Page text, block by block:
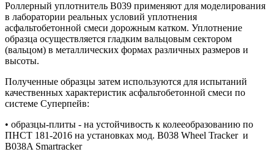
Роллерный уплотнитель B039 применяют для моделирования
в лаборатории реальных условий уплотнения
асфальтобетонной смеси дорожным катком. Уплотнение
образца осуществляется гладким вальцовым сектором
(вальцом) в металлических формах различных размеров и
высоты.
Полученные образцы затем используются для испытаний
качественных характеристик асфальтобетонной смеси по
системе Суперпейв:
• образцы-плиты - на устойчивость к колееобразованию по
ПНСТ 181-2016 на установках мод. B038 Wheel Tracker и
B038A Smartracker